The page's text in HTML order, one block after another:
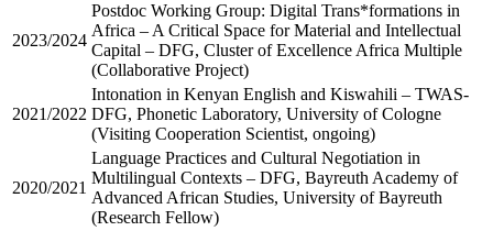
2023/2024
Postdoc Working Group: Digital Trans*formations in
Africa – A Critical Space for Material and Intellectual
Capital – DFG, Cluster of Excellence Africa Multiple
(Collaborative Project)
2021/2022
Intonation in Kenyan English and Kiswahili – TWAS-
DFG, Phonetic Laboratory, University of Cologne
(Visiting Cooperation Scientist, ongoing)
2020/2021
Language Practices and Cultural Negotiation in
Multilingual Contexts – DFG, Bayreuth Academy of
Advanced African Studies, University of Bayreuth
(Research Fellow)